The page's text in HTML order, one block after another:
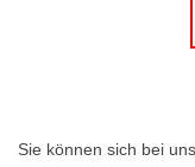
Sie können sich bei